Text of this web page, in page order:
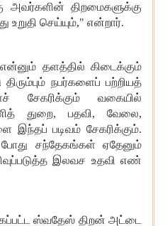
அவர்களின் திறமைகளுக்கு
உறுதி செய்யும்," என்றார்.
என்னும் தளத்தில் கிடைக்கும்
திரும்பும் நபர்களைப் பற்றியத்
சேகரிக்கும்
வகையில்
துறை, பதவி, வேலை,
இந்தப் படிவம் சேகரிக்கும்.
போது சந்தேகங்கள்
ஏதேனும்
இலவச உதவி எண்
ஸ்வதேஸ் திறன் அட்டை